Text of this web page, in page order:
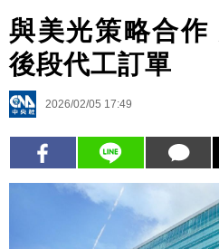
與美光策略合作
後段代工訂單
2026/02/05 17:49